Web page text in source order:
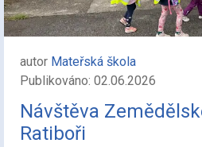
autor Mateřská škola
Publikováno: 02.06.2026
Návštěva
Ratiboři